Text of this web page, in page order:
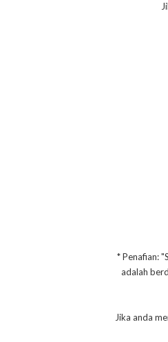
* Penafian:
adalah
Jika anda